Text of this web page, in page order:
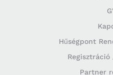
Hűségpont
Partner